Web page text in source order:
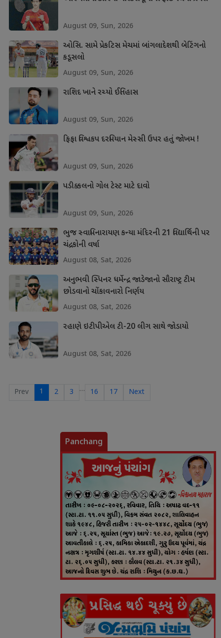
August 09, Sun, 2026
ઓસિ. સામે પ્રેકટિસ મેચમાં બાંગલાદેશથી બેટિંગનો
કડૂસલો
August 09, Sun, 2026
રાશિદ ખાને રચ્યો ઈતિહાસ
August 09, Sun, 2026
ફિફા વિશ્વકપ દરમિયાન મેસ્સી ઉપર હતું જોખમ !
August 09, Sun, 2026
પડીક્કલનો ગોલ ટેસ્ટ માટે દાવો
August 09, Sun, 2026
ભુજ સ્વામિનારાયણ કન્યા મંદિરની 21 વિદ્યાર્થિની પર
ચંદ્રકોની વર્ષા
August 08, Sat, 2026
અનુભવી સ્પિનર ધર્મેન્દ્ર જાડેજાનો સૌરાષ્ટ્ર ટીમ
છોડવાનો ચોંકાવનારો નિર્ણય
August 08, Sat, 2026
રહાણે ઇટીપીએલ ટી-20 લીગ સાથે જોડાયો
August 08, Sat, 2026
Prev 1 2 3 … 16 17 Next
Panchang